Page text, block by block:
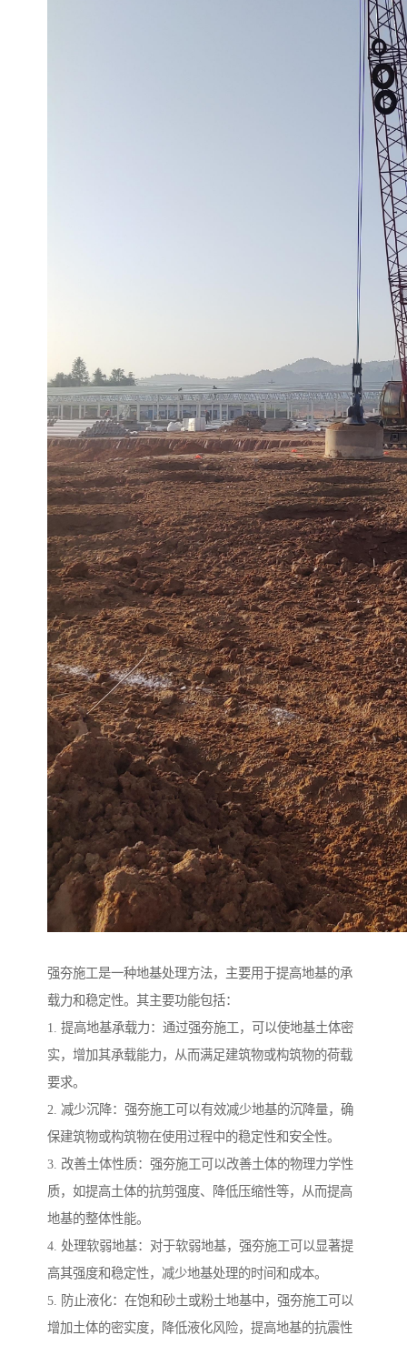
强夯施工是一种地基处理方法，主要用于提高地基的承
载力和稳定性。其主要功能包括：
1. 提高地基承载力：通过强夯施工，可以使地基土体密
实，增加其承载能力，从而满足建筑物或构筑物的荷载
要求。
2. 减少沉降：强夯施工可以有效减少地基的沉降量，确
保建筑物或构筑物在使用过程中的稳定性和安全性。
3. 改善土体性质：强夯施工可以改善土体的物理力学性
质，如提高土体的抗剪强度、降低压缩性等，从而提高
地基的整体性能。
4. 处理软弱地基：对于软弱地基，强夯施工可以显著提
高其强度和稳定性，减少地基处理的时间和成本。
5. 防止液化：在饱和砂土或粉土地基中，强夯施工可以
增加土体的密实度，降低液化风险，提高地基的抗震性